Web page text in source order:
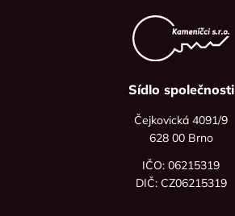
Sídlo společnosti
Čejkovická 4091/9
628 00 Brno
IČO: 06215319
DIČ: CZ06215319